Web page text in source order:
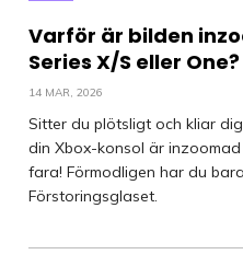
Varför är bilden
Series X/S eller One?
14 MAR, 2026
Sitter du plötsligt och kliar
din Xbox-konsol är
fara! Förmodligen har du
Förstoringsglaset.